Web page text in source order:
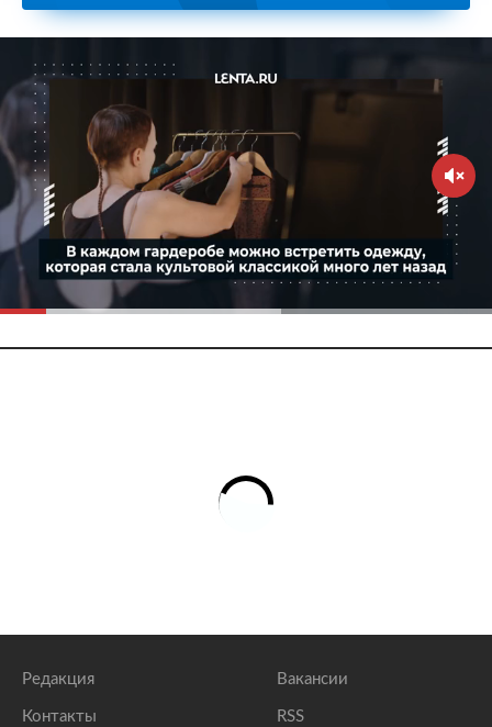
Редакция
Контакты
Вакансии
RSS